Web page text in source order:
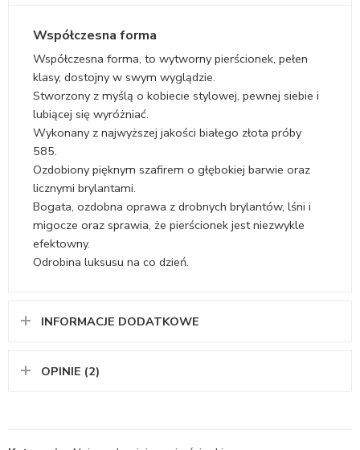
Współczesna forma
Współczesna forma, to wytworny pierścionek, pełen
klasy, dostojny w swym wyglądzie.
Stworzony z myślą o kobiecie stylowej, pewnej siebie i
lubiącej się wyróżniać.
Wykonany z najwyższej jakości białego złota próby
585.
Ozdobiony pięknym szafirem o głębokiej barwie oraz
licznymi brylantami.
Bogata, ozdobna oprawa z drobnych brylantów, lśni i
migocze oraz sprawia, że pierścionek jest niezwykle
efektowny.
Odrobina luksusu na co dzień.
INFORMACJE DODATKOWE
OPINIE (2)